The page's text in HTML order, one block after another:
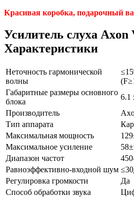
Красивая коробка, подарочный
Усилитель слуха Axon
Характеристики
Неточность гармонической
волны
Габаритные размеры основного
блока
6.1
Производитель
Тип аппарата
Максимальная мощность
Максимальное усиление
Диапазон частот
Равноэффективно-входной шум
Регулировка громкости
Да
Способ обработки звука